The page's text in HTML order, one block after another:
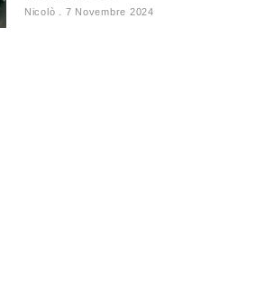
Nicolò 7 Novembre 2024